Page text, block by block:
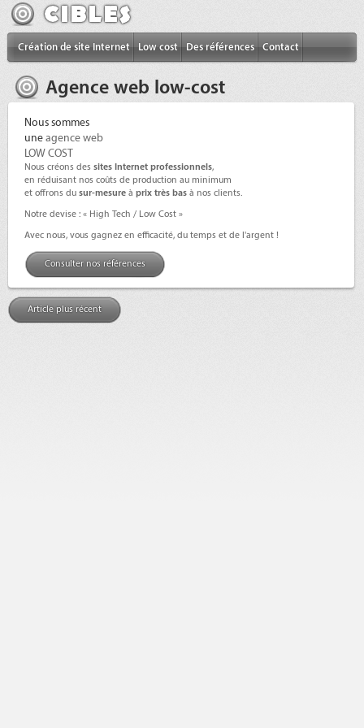
Création de site Internet Low cost Des références Contact
Agence web low-cost
Nous sommes
uneagence web
LOW COST
Nous créons dessites Internet professionnels,
en réduisant nos coûts de production au minimum
et offrons dusur-mesure àprix très bas à nos clients.
Notre devise : « High Tech / Low Cost »
Avec nous, vous gagnez en efficacité, du temps et de l'argent !
Consulter nos références
Article plus récent